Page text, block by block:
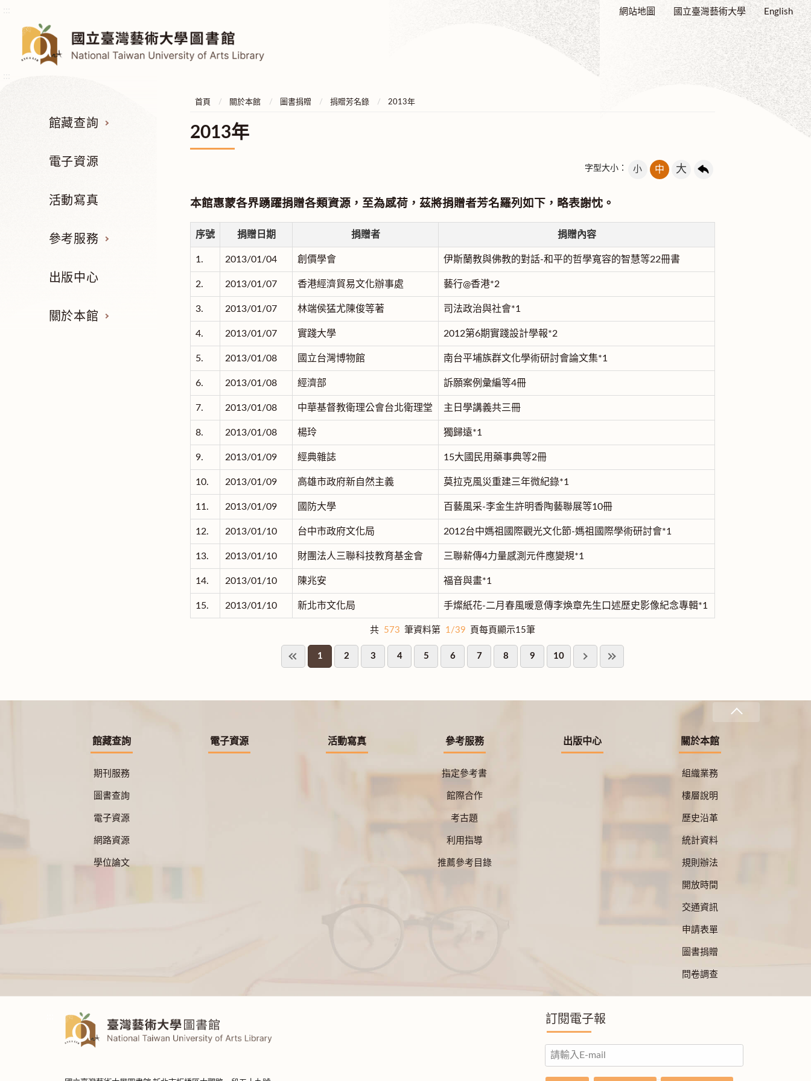
網站地圖 國立臺灣藝術大學 English
館藏查詢
電子資源
活動寫真
參考服務
出版中心
關於本館
首頁 關於本館 圖書捐贈 捐贈芳名錄 2013年
2013年
字型大小： 小 中 大
本館惠蒙各界踴躍捐贈各類資源，至為感荷，茲將捐贈者芳名羅列如下，略表謝忱。
序號 捐贈日期 捐贈者 捐贈內容
1. 2013/01/04 創價學會 伊斯蘭教與佛教的對話-和平的哲學寬容的智慧等22冊書
2. 2013/01/07 香港經濟貿易文化辦事處 藝行@香港*2
3. 2013/01/07 林端侯猛尤陳俊等著 司法政治與社會*1
4. 2013/01/07 實踐大學 2012第6期實踐設計學報*2
5. 2013/01/08 國立台灣博物館 南台平埔族群文化學術研討會論文集*1
6. 2013/01/08 經濟部 訴願案例彙編等4冊
7. 2013/01/08 中華基督教衛理公會台北衛理堂 主日學講義共三冊
8. 2013/01/08 楊玲 獨歸遠*1
9. 2013/01/09 經典雜誌 15大國民用藥事典等2冊
10. 2013/01/09 高雄市政府新自然主義 莫拉克風災重建三年微紀錄*1
11. 2013/01/09 國防大學 百藝風采-李金生許明香陶藝聯展等10冊
12. 2013/01/10 台中市政府文化局 2012台中媽祖國際觀光文化節-媽祖國際學術研討會*1
13. 2013/01/10 財團法人三聯科技教育基金會 三聯薪傳4力量感測元件應變規*1
14. 2013/01/10 陳兆安 福音與畫*1
15. 2013/01/10 新北市文化局 手燦紙花-二月春風暖意傳李煥章先生口述歷史影像紀念專輯*1
共 573 筆資料第 1/39 頁每頁顯示15筆
1 2 3 4 5 6 7 8 9 10
館藏查詢
期刊服務
圖書查詢
電子資源
網路資源
學位論文
電子資源 活動寫真 參考服務
指定參考書
館際合作
考古題
利用指導
推薦參考目錄
出版中心 關於本館
組織業務
樓層說明
歷史沿革
統計資料
規則辦法
開放時間
交通資訊
申請表單
圖書捐贈
問卷調查
訂閱電子報